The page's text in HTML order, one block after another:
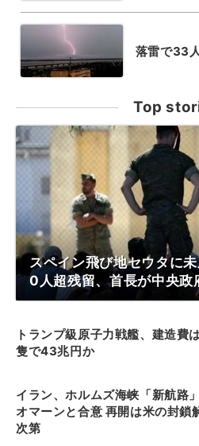
落雷で33
Top
スペイン飛び地セウタに
0人超残留、首長が中央政
トランプ級原子力戦艦、建造費
隻で43兆円か
イラン、ホルムズ海峡「新航路
オマーンと合意 再開は米の封鎖
次第